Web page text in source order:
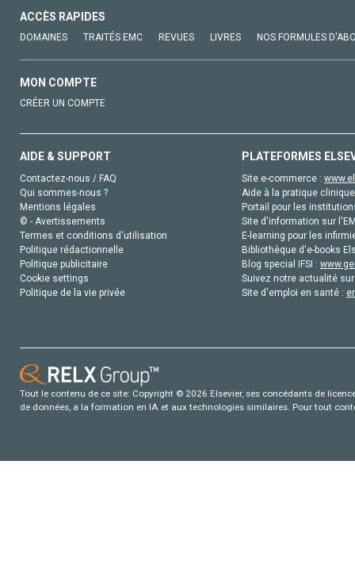
ACCÈS RAPIDES
DOMAINES TRAITÉS EMC REVUES LIVRES NOS FORMULES
MON COMPTE
CRÉER UN COMPTE
AIDE & SUPPORT
Contactez-nous / FAQ
Qui sommes-nous ?
Mentions légales
© - Avertissements
Termes et conditions d'utilisation
Politique rédactionnelle
Politique publicitaire
Cookie settings
Politique de la vie privée
PLATEFORMES
Site e-commerce :
Aide à la pratique
Portail pour les
Site d'information sur
E-learning pour les
Bibliothèque d'e-books
Blog special IFSI :
Suivez notre actualité
Site d'emploi en santé :
Tout le contenu de ce site: Copyright © 2026 Elsevier, ses concédants de
de données, a la formation en IA et aux technologies similaires. Pour tout